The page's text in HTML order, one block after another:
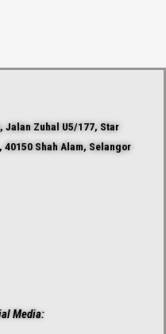
Jalan Zuhal U5/177, Star
Shah Alam, Selangor
Media: